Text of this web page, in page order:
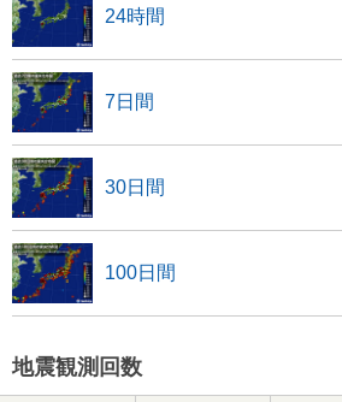
24時間
7日間
30日間
100日間
地震観測回数